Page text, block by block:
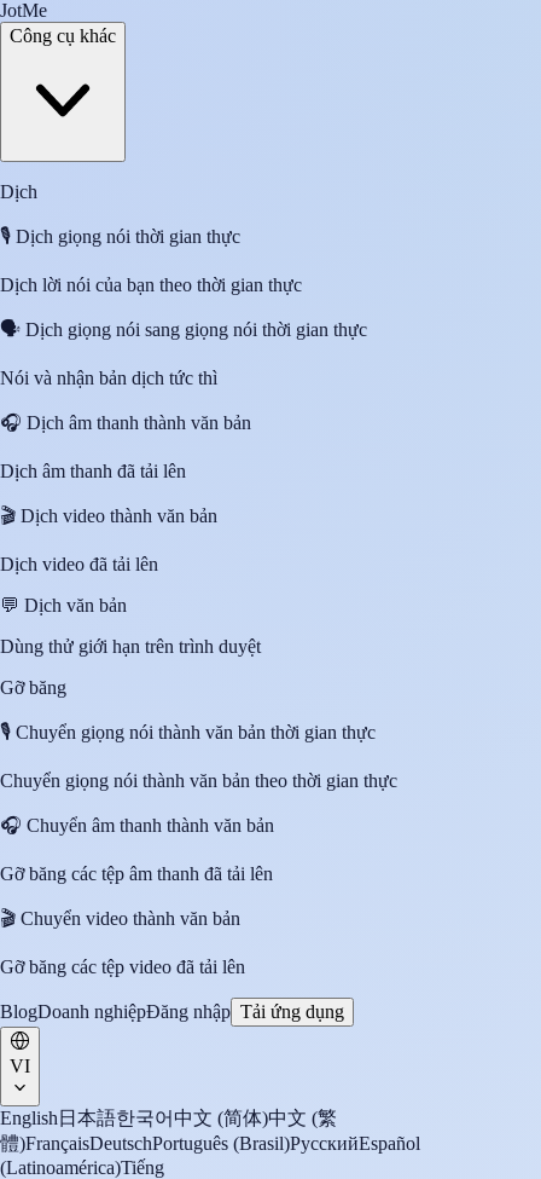
JotMe
Công cụ khác
Dịch
🎙️ Dịch giọng nói thời gian thực
Dịch lời nói của bạn theo thời gian thực
🗣️ Dịch giọng nói sang giọng nói thời gian thực
Nói và nhận bản dịch tức thì
🎧 Dịch âm thanh thành văn bản
Dịch âm thanh đã tải lên
🎬 Dịch video thành văn bản
Dịch video đã tải lên
💬 Dịch văn bản
Dùng thử giới hạn trên trình duyệt
Gỡ băng
🎙️ Chuyển giọng nói thành văn bản thời gian thực
Chuyển giọng nói thành văn bản theo thời gian thực
🎧 Chuyển âm thanh thành văn bản
Gỡ băng các tệp âm thanh đã tải lên
🎬 Chuyển video thành văn bản
Gỡ băng các tệp video đã tải lên
BlogDoanh nghiệpĐăng nhập Tải ứng dụng
VI
English 日本語한국어中文 (简体)中文 (繁
體)FrançaisDeutschPortuguês (Brasil)РусскийEspañol
(Latinoamérica)Tiếng